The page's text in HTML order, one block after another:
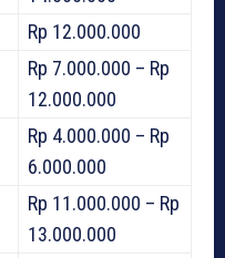
Rp 12.000.000
Rp 7.000.000 – Rp
12.000.000
Rp 4.000.000 – Rp
6.000.000
Rp 11.000.000 – Rp
13.000.000